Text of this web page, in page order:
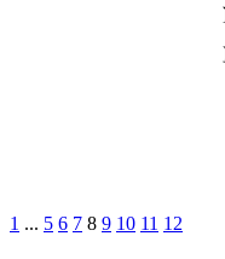
1 ... 5 6 7 8 9 10 11 12